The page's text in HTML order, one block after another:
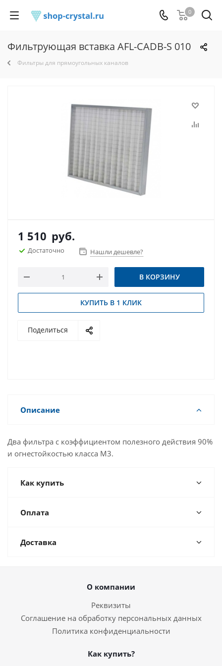
0
Фильтрующая вставка AFL-CADB-S 010
Фильтры для прямоугольных каналов
1 510 руб.
Достаточно Нашли дешевле?
В КОРЗИНУ
КУПИТЬ В 1 КЛИК
Поделиться
Описание
Два фильтра с коэффициентом полезного действия 90%
и огнестойкостью класса M3.
Как купить
Оплата
Доставка
О компании
Реквизиты
Соглашение на обработку персональных данных
Политика конфиденциальности
Как купить?